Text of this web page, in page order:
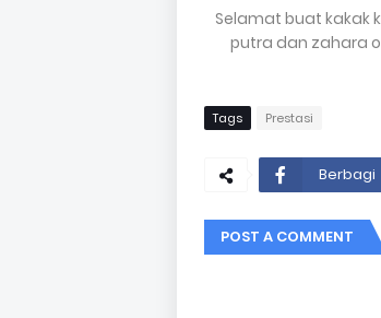
Selamat buat kakak
putra dan zahara
Tags Prestasi
Berbagi
POST A COMMENT